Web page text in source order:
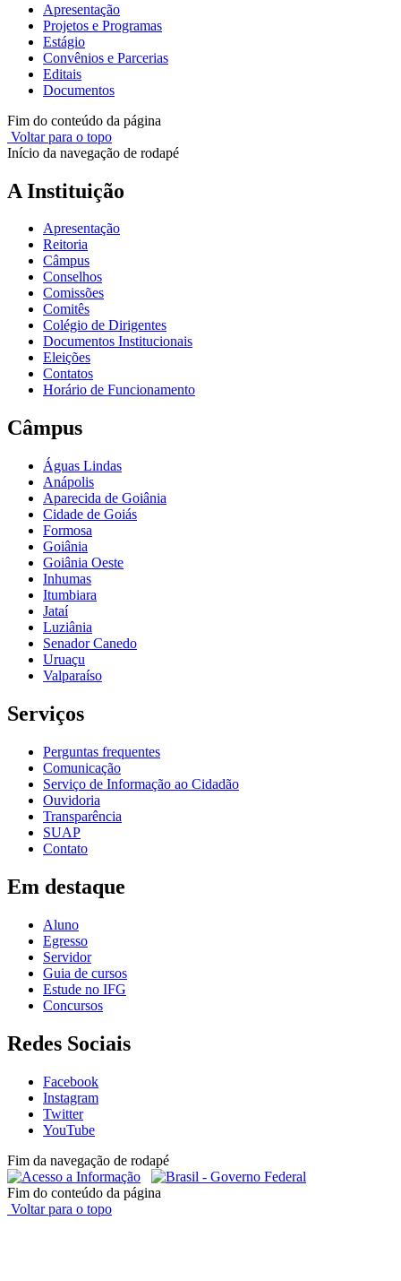
Apresentação
Projetos e Programas
Estágio
Convênios e Parcerias
Editais
Documentos
Fim do conteúdo da página
Voltar para o topo
Início da navegação de rodapé
A Instituição
Apresentação
Reitoria
Câmpus
Conselhos
Comissões
Comitês
Colégio de Dirigentes
Documentos Institucionais
Eleições
Contatos
Horário de Funcionamento
Câmpus
Águas Lindas
Anápolis
Aparecida de Goiânia
Cidade de Goiás
Formosa
Goiânia
Goiânia Oeste
Inhumas
Itumbiara
Jataí
Luziânia
Senador Canedo
Uruaçu
Valparaíso
Serviços
Perguntas frequentes
Comunicação
Serviço de Informação ao Cidadão
Ouvidoria
Transparência
SUAP
Contato
Em destaque
Aluno
Egresso
Servidor
Guia de cursos
Estude no IFG
Concursos
Redes Sociais
Facebook
Instagram
Twitter
YouTube
Fim da navegação de rodapé
Fim do conteúdo da página
Voltar para o topo